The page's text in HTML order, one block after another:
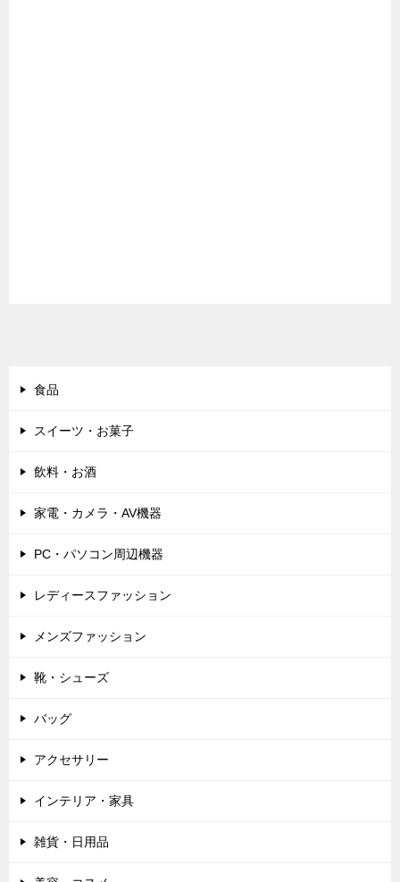
食品
スイーツ・お菓子
飲料・お酒
家電・カメラ・AV機器
PC・パソコン周辺機器
レディースファッション
メンズファッション
靴・シューズ
バッグ
アクセサリー
インテリア・家具
雑貨・日用品